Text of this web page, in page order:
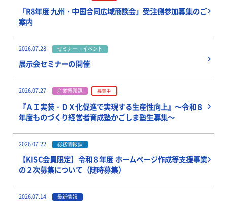
「R8年度 九州・中国合同広域商談会」受注側参加募集のご
案内
2026.07.28 セミナー・イベント
展示会セミナーの開催
2026.07.27 産業振興課 募集中
『ＡＩ実装・ＤＸ化促進で実現する生産性向上』～令和８
年度ものづくり経営者育成塾かごしま塾生募集～
2026.07.22 総務情報課
【KISC会員限定】令和８年度 ホームページ作成等支援事業
の２次募集について（随時募集）
2026.07.14 最新情報